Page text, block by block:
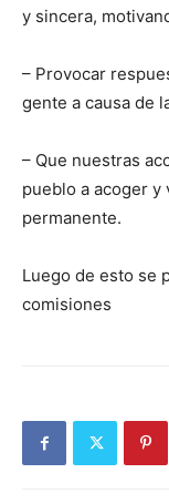
y sincera,
– Provocar
gente a causa de
– Que nuestras
pueblo a acoger
permanente.
Luego de esto se
comisiones